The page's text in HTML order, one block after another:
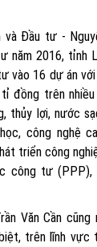
và Đầu tư -
năm 2016, tỉnh
vào 16 dự án
đồng trên
thủy lợi, nước
công nghệ
triển công
công tư (PPP),
Văn Cần cũng
trên lĩnh vực